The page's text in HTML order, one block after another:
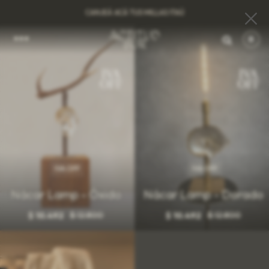
0
CANJEÁ ACÁ TUS MILLAS ITAÚ
IVA OFF
Nácar Lamp - Óxido
10.492 $ 12.800
Nácar Lamp - Dorado
$ 10.492 $ 12.800